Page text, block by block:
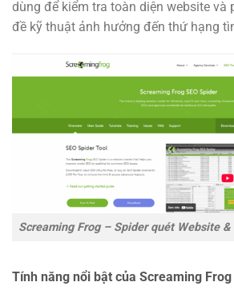
dùng để kiểm tra toàn diện website và
đề kỹ thuật ảnh hưởng đến thứ hạng
Screaming Frog – Spider quét Website
Tính năng nổi bật của Screaming Frog